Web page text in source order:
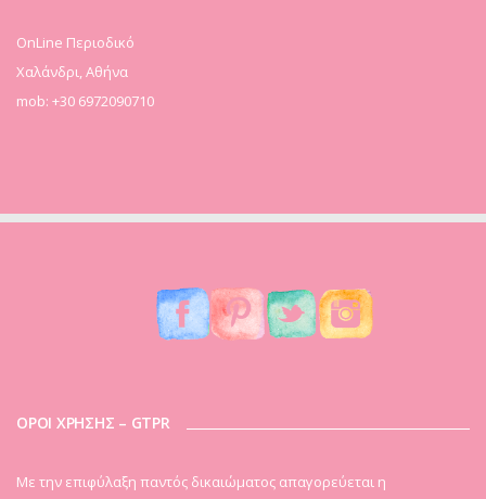
OnLine Περιοδικό
Χαλάνδρι, Αθήνα
mob: +30 6972090710
ΟΡΟΙ ΧΡΗΣΗΣ – GTPR
Mε την επιφύλαξη παντός δικαιώματος απαγορεύεται η